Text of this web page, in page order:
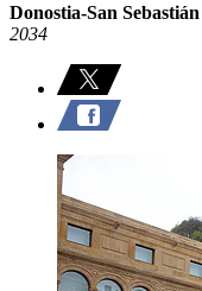
Donostia-San Sebastián
2034